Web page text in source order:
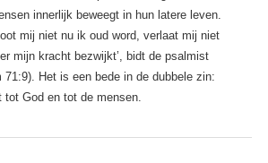
innerlijk beweegt in hun latere leven.
mij niet nu ik oud word, verlaat mij niet
mijn kracht bezwijkt’, bidt de psalmist
71:9). Het is een bede in de dubbele zin:
tot God en tot de mensen.